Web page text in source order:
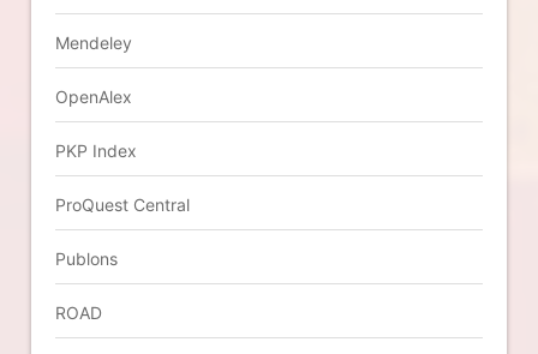
Mendeley
OpenAlex
PKP Index
ProQuest Central
Publons
ROAD